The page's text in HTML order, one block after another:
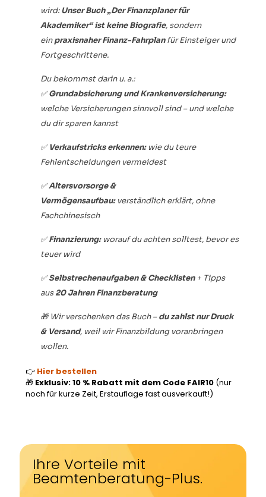
wird:Unser Buch „Der Finanzplaner für
Akademiker“ ist keine Biografie, sondern
einpraxisnaher Finanz-Fahrplanfür Einsteiger und
Fortgeschrittene.
Du bekommst darin u. a.:
✅Grundabsicherung und Krankenversicherung:
welche Versicherungen sinnvoll sind – und welche
du dir sparen kannst
✅Verkaufstricks erkennen:wie du teure
Fehlentscheidungen vermeidest
✅Altersvorsorge &
Vermögensaufbau:verständlich erklärt, ohne
Fachchinesisch
✅Finanzierung:worauf du achten solltest, bevor es
teuer wird
✅Selbstrechenaufgaben & Checklisten+ Tipps
aus20 Jahren Finanzberatung
🎁 Wir verschenken das Buch –du zahlst nur Druck
& Versand, weil wir Finanzbildung voranbringen
wollen.
👉 Hier bestellen
🎁 Exklusiv: 10 % Rabatt mit dem Code FAIR10 (nur
noch für kurze Zeit, Erstauflage fast ausverkauft!)
Ihre Vorteile mit
Beamtenberatung-Plus.